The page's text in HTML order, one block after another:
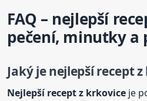
FAQ – nejlepší
pečení, minutky a
Jaký je nejlepší recept
Nejlepší recept z krkovice je